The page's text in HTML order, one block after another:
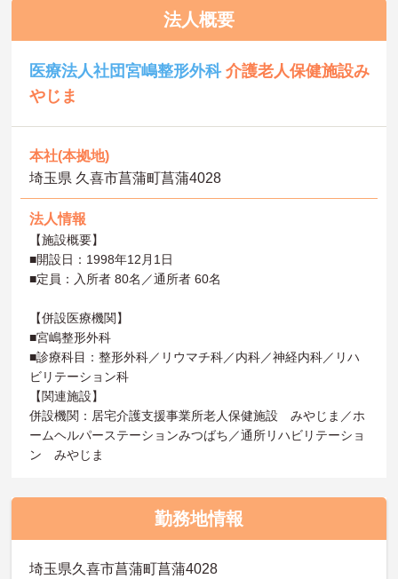
法人概要
医療法人社団宮嶋整形外科介護老人保健施設み
やじま
本社(本拠地)
埼玉県 久喜市菖蒲町菖蒲4028
法人情報
【施設概要】
■開設日：1998年12月1日
■定員：入所者 80名／通所者 60名
【併設医療機関】
■宮嶋整形外科
■診療科目：整形外科／リウマチ科／内科／神経内科／リハ
ビリテーション科
【関連施設】
併設機関：居宅介護支援事業所老人保健施設 みやじま／ホ
ームヘルパーステーションみつばち／通所リハビリテーショ
ン みやじま
勤務地情報
埼玉県久喜市菖蒲町菖蒲4028